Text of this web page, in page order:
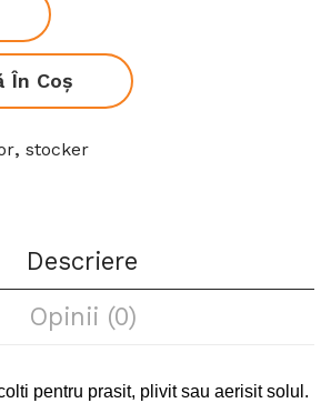
În Coş
, stocker
Descriere
Opinii (0)
pentru prasit, plivit sau aerisit solul.